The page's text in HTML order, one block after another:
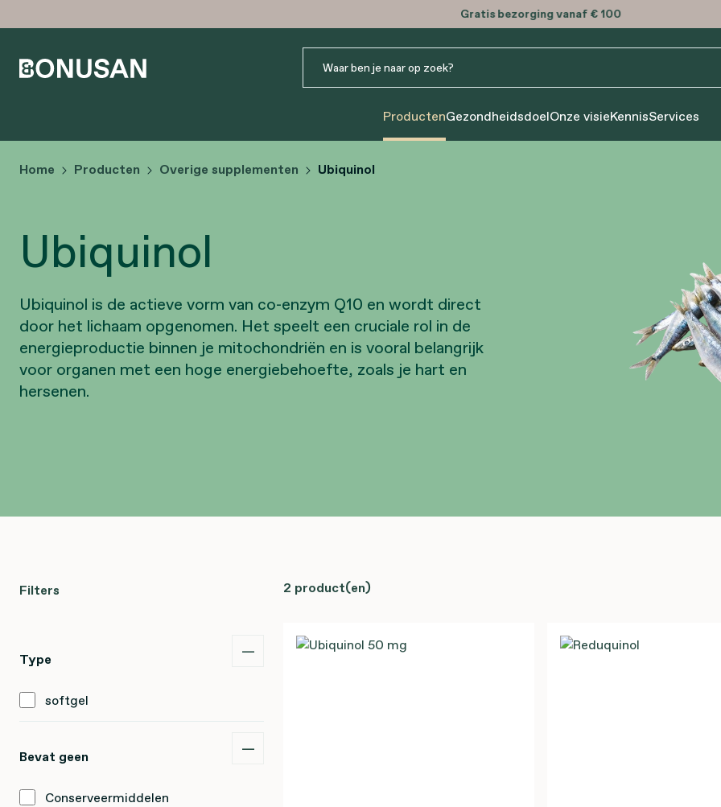
Gratisbezorging vanaf € 100
ProductenGezondheidsdoelOnze visieKennisServices
Home Producten Overige supplementen Ubiquinol
Ubiquinol
Ubiquinol is de actieve vorm van co-enzym Q10 en wordt direct
door het lichaam opgenomen. Het speelt een cruciale rol in de
energieproductie binnen je mitochondriën en is vooral belangrijk
voor organen met een hoge energiebehoefte, zoals je hart en
hersenen.
Filters
Type
softgel
Bevat geen
Conserveermiddelen
2 product(en)